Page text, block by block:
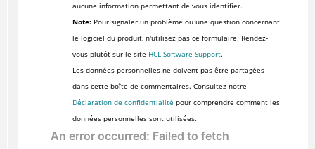
aucune information permettant de vous identifier.
Note:Pour signaler un problème ou une question concernant
le logiciel du produit, n'utilisez pas ce formulaire. Rendez-
vous plutôt sur le site HCL Software Support.
Les données personnelles ne doivent pas être partagées
dans cette boîte de commentaires. Consultez notre
Déclaration de confidentialité pour comprendre comment les
données personnelles sont utilisées.